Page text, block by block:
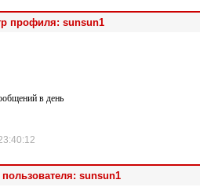
профиля: sunsun1
в день
sunsun1